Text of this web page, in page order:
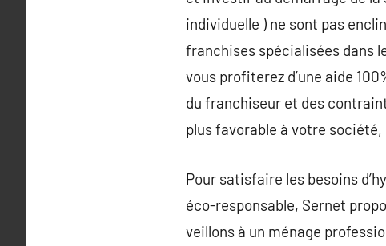
individuelle ) ne sont pas
franchises spécialisées dans
vous profiterez d’une aide
du franchiseur et des
plus favorable à votre
Pour satisfaire les besoins
éco-responsable, Sernet
veillons à un ménage